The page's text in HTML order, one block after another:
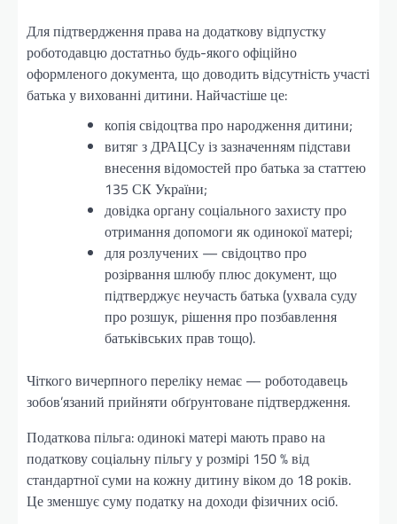
Для підтвердження права на додаткову відпустку
роботодавцю достатньо будь-якого офіційно
оформленого документа, що доводить відсутність участі
батька у вихованні дитини. Найчастіше це:
копія свідоцтва про народження дитини;
витяг з ДРАЦСу із зазначенням підстави
внесення відомостей про батька за статтею
135 СК України;
довідка органу соціального захисту про
отримання допомоги як одинокої матері;
для розлучених — свідоцтво про
розірвання шлюбу плюс документ, що
підтверджує неучасть батька (ухвала суду
про розшук, рішення про позбавлення
батьківських прав тощо).
Чіткого вичерпного переліку немає — роботодавець
зобов’язаний прийняти обґрунтоване підтвердження.
Податкова пільга: одинокі матері мають право на
податкову соціальну пільгу у розмірі 150 % від
стандартної суми на кожну дитину віком до 18 років.
Це зменшує суму податку на доходи фізичних осіб.